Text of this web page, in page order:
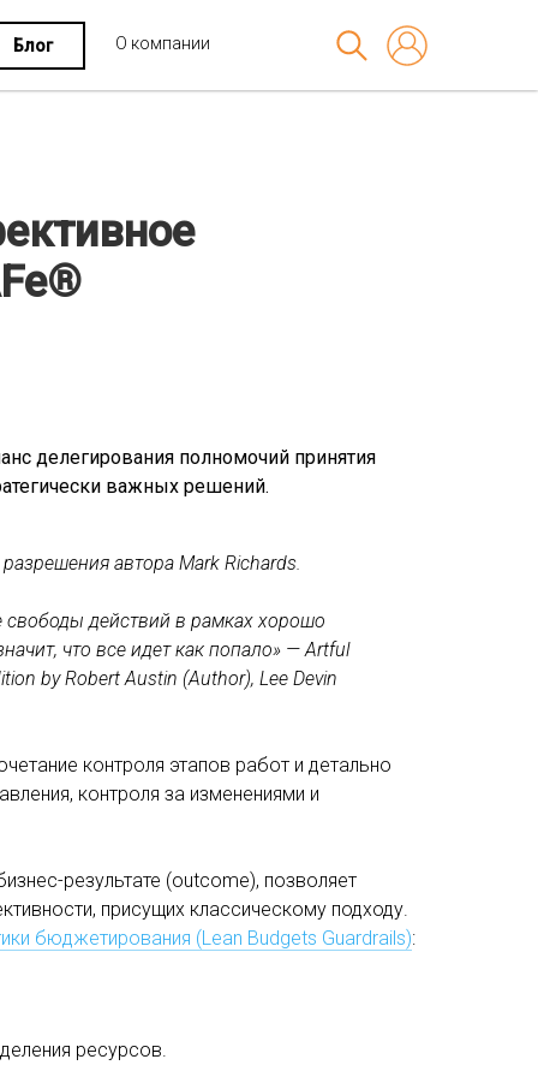
Блог О компании
делегирования полномочий принятия
важных решений.
автора Mark Richards.
свободы действий в рамках хорошо
что все идет как попало» — Artful
by Robert Austin (Author), Lee Devin
контроля этапов работ и детально
контроля за изменениями и
результате (outcome), позволяет
присущих классическому подходу.
бюджетирования (Lean Budgets Guardrails):
ресурсов.